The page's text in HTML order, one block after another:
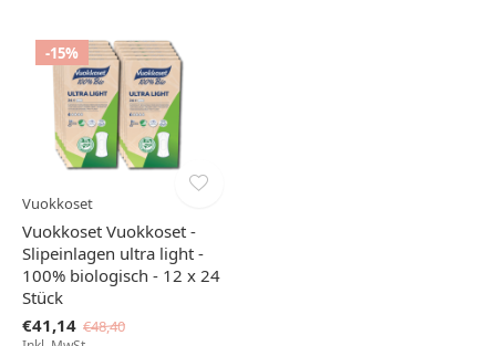
-15%
Vuokkoset
Vuokkoset Vuokkoset -
Slipeinlagen ultra light -
100% biologisch - 12 x 24
Stück
€41,14 €48,40